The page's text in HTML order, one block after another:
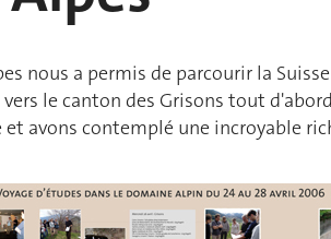
nous a permis de parcourir la
le canton des Grisons tout
avons contemplé une incroyable